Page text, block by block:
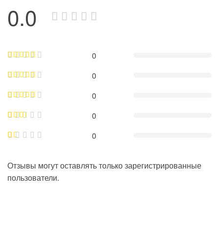
0.0
0
0
0
0
0
Отзывы могут оставлять только зарегистрированные
пользователи.